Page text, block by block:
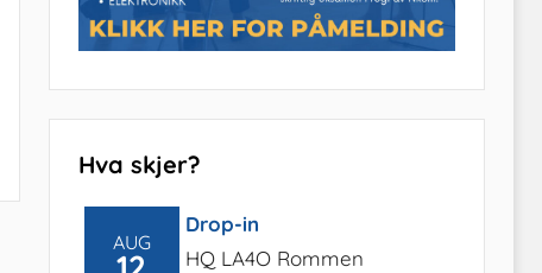
Hva skjer?
AUG
Drop-in
HQ LA4O Rommen